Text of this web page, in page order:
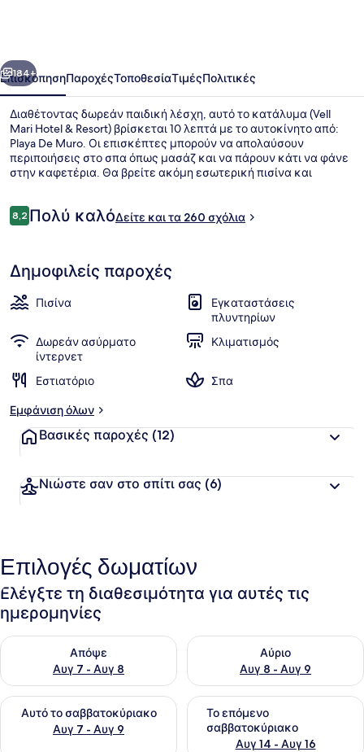
Επόμενο
184+
ΕπισκόπησηΠαροχέςΤοποθεσίαΤιμέςΠολιτικές
Διαθέτοντας δωρεάν παιδική λέσχη, αυτό το κατάλυμα (Vell
Mari Hotel & Resort) βρίσκεται 10 λεπτά με το αυτοκίνητο από:
Playa De Muro. Οι επισκέπτες μπορούν να απολαύσουν
περιποιήσεις στο σπα όπως μασάζ και να πάρουν κάτι να φάνε
στην καφετέρια. Θα βρείτε ακόμη εσωτερική πισίνα και
εξαιρετικά πράγματα για το εξυπηρετικό προσωπικό.
Σχόλια
8,28,2 στα 10
Πολύ καλόΔείτε και τα 260 σχόλια
Δημοφιλείς παροχές
Πισίνα
Εγκαταστάσεις
πλυντηρίων
Δωρεάν ασύρματο
ίντερνετ
Κλιματισμός
Εστιατόριο
Σπα
Εμφάνιση όλων
Βασικές παροχές (12)
Νιώστε σαν στο σπίτι σας (6)
Επιλογές δωματίων
Ελέγξτε τη διαθεσιμότητα για αυτές τις
ημερομηνίες
Απόψε
Αυγ 7 - Αυγ 8
Έλεγχος διαθεσιμότητας για απόψε Αυγ 7 - Αυγ 8
Αύριο
Αυγ 8 - Αυγ 9
Έλεγχος διαθεσιμότητας
Αυτό το σαββατοκύριακο
Αυγ 7 - Αυγ 9
Έλεγχος διαθεσιμότητας για αυτό το σαββατοκύριακο
Το επόμενο
σαββατοκύριακο
Αυγ 14 - Αυγ 16
Έλεγχος διαθεσιμότητας